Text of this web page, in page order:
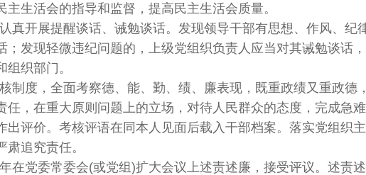
主生活会的指导和监督，提高民主生活会质量。
真开展提醒谈话、诫勉谈话。发现领导干部有思想、作风、纪
；发现轻微违纪问题的，上级党组织负责人应当对其诫勉谈话
织部门。
制度，全面考察德、能、勤、绩、廉表现，既重政绩又重政德
任，在重大原则问题上的立场，对待人民群众的态度，完成急
出评价。考核评语在同本人见面后载入干部档案。落实党组织
追究责任。
在党委常委会(或党组)扩大会议上述责述廉，接受评议。述责